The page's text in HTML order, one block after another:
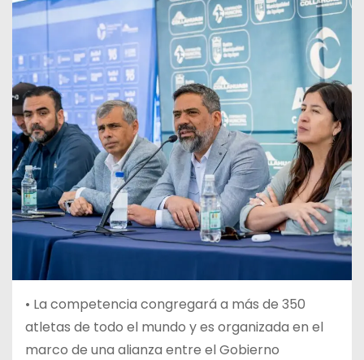
• La competencia congregará a más de 350
atletas de todo el mundo y es organizada en el
marco de una alianza entre el Gobierno